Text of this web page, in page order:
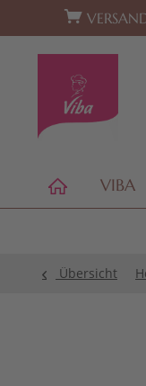
Zur Hauptnavigation
VIBA
Übersicht